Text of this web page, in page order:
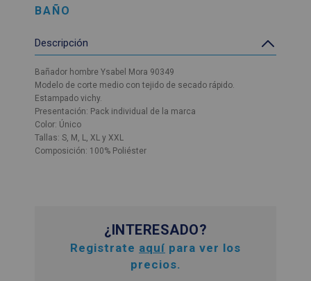
BAÑO
Descripción
Bañador hombre Ysabel Mora 90349
Modelo de corte medio con tejido de secado rápido.
Estampado vichy.
Presentación: Pack individual de la marca
Color: Único
Tallas: S, M, L, XL y XXL
Composición: 100% Poliéster
¿INTERESADO?
Registrate aquí para ver los
precios.